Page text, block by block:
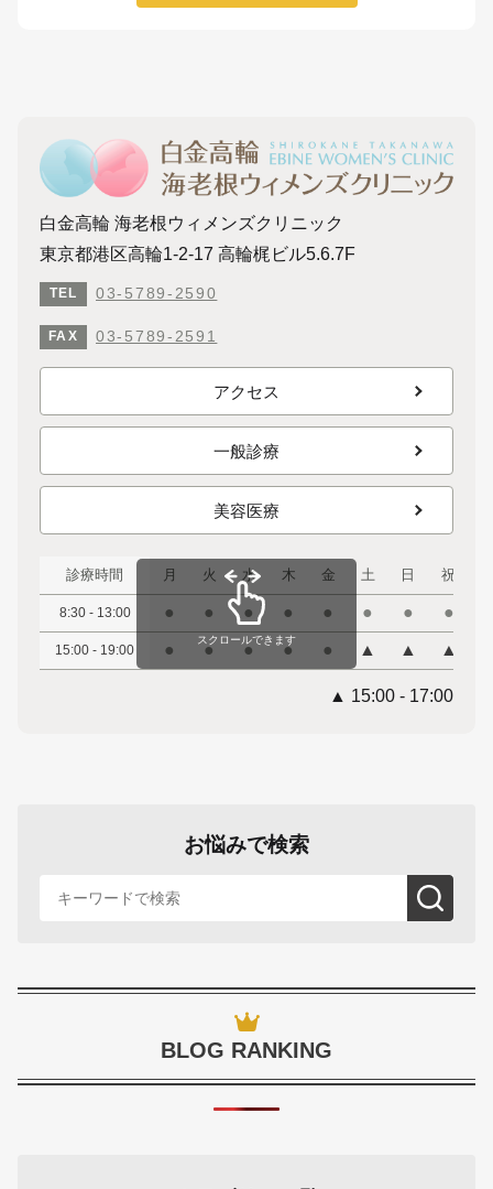
白金高輪 海老根ウィメンズクリニック
東京都港区高輪1-2-17 高輪梶ビル5.6.7F
TEL 03-5789-2590
FAX 03-5789-2591
アクセス
一般診療
美容医療
診療時間 月 火 水 木 金 土 日 祝
8:30 - 13:00 ● ● ● ● ● ● ● ●
15:00 - 19:00 ● ● ● ● ● ▲ ▲ ▲
スクロールできます
▲ 15:00 - 17:00
お悩みで検索
BLOG RANKING